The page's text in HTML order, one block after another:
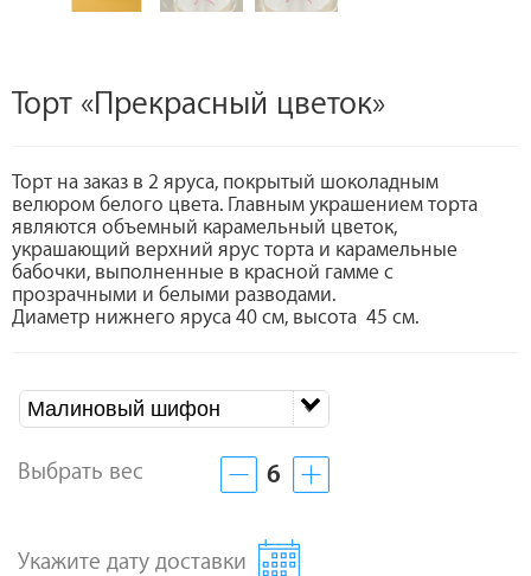
Торт «Прекрасный цветок»
Торт на заказ в 2 яруса, покрытый шоколадным
велюром белого цвета. Главным украшением торта
являются объемный карамельный цветок,
украшающий верхний ярус торта и карамельные
бабочки, выполненные в красной гамме с
прозрачными и белыми разводами.
Диаметр нижнего яруса 40 см, высота 45 см.
Малиновый шифон
Выбрать вес 6
Укажите дату доставки